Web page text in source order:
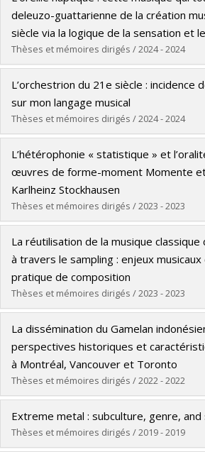
Cycle :Doctoral
Grade :D. Mus.
Lien vers le document dans Papyrus
deleuzo-guattarienne de la création
siècle via la logique de la sensation et
Thèses et mémoires dirigés / 2024 - 2024
Graduate :Pilon-Pinette, Jessica
Cycle :Master's
Grade :M. Mus.
Lien vers le document dans Papyrus
L’orchestrion du 21e siècle : incidence
sur mon langage musical
Thèses et mémoires dirigés / 2024 - 2024
Graduate :Nešić-Davidović, Snežana
Cycle :Doctoral
Grade :D. Mus.
Lien vers le document dans Papyrus
L’hétérophonie « statistique » et
œuvres de forme-moment Momente
Karlheinz Stockhausen
Thèses et mémoires dirigés / 2023 - 2023
Graduate :Tremblay, Vicky
Cycle :Master's
Grade :M.A.
Lien vers le document dans Papyrus
La réutilisation de la musique classique
à travers le sampling : enjeux musicaux
pratique de composition
Thèses et mémoires dirigés / 2023 - 2023
Graduate :Berthelot, Fabian
Cycle :Doctoral
Grade :Ph. D.
Lien vers le document dans Papyrus
La dissémination du Gamelan
perspectives historiques et
à Montréal, Vancouver et Toronto
Thèses et mémoires dirigés / 2022 - 2022
Graduate :Bellemare, Laurent
Cycle : Master's
Extreme metal : subculture, genre,
Thèses et mémoires dirigés / 2019 - 2019